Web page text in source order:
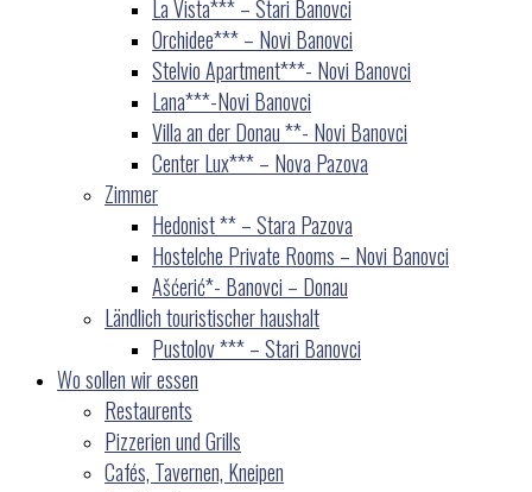
La Vista*** – Stari Banovci
Orchidee*** – Novi Banovci
Stelvio Apartment***- Novi Banovci
Lana***-Novi Banovci
Villa an der Donau **- Novi Banovci
Center Lux*** – Nova Pazova
Zimmer
Hedonist ** – Stara Pazova
Hostelche Private Rooms – Novi Banovci
Ašćerić*- Banovci – Donau
Ländlich touristischer haushalt
Pustolov *** – Stari Banovci
Wo sollen wir essen
Restaurents
Pizzerien und Grills
Cafés, Tavernen, Kneipen